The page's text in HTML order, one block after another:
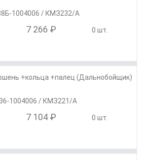
1004006 / КМЗ232/А
7 266 ₽ 0 шт.
+кольца +палец (Дальнобойщик)
1004006 / КМЗ221/А
7 104 ₽ 0 шт.